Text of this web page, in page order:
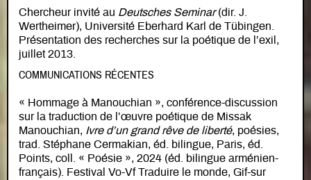
Chercheur invité au Deutsches Seminar(dir. J.
Wertheimer), Université Eberhard Karl de Tübingen.
Présentation des recherches sur la poétique de l’exil,
juillet 2013.
COMMUNICATIONS RÉCENTES
« Hommage à Manouchian », conférence-discussion
sur la traduction de l’œuvre poétique de Missak
Manouchian, Ivre d’un grand rêve de liberté, poésies,
trad. Stéphane Cermakian, éd. bilingue, Paris, éd.
Points, coll. « Poésie », 2024 (éd. bilingue arménien-
français). Festival Vo-Vf Traduire le monde, Gif-sur